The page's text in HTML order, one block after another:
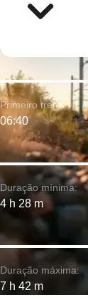
Duração mínima:
4 h 28 m
Primeiro trem:
06:40
Duração máxima:
7 h 42 m